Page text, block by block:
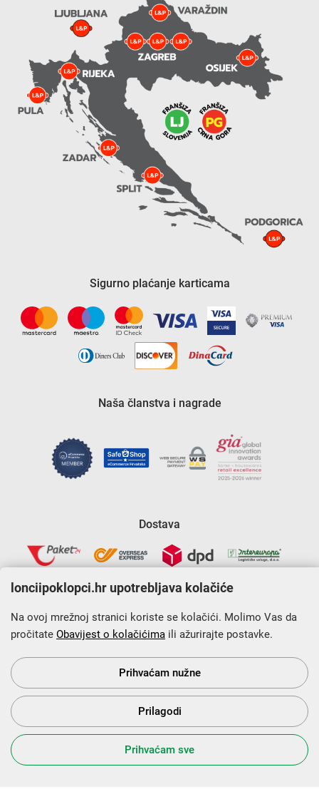
Sigurno plaćanje karticama
Naša članstva i nagrade
Dostava
Krajnji primatelj financijskog instrumenta sufinanciranog iz
Europskog fonda za regionalni razvoj u sklopu Operativnog
programa „Konkurentnost i kohezija”.
s Vama od 2014. godine!
lonciipoklopci.hr upotrebljava kolačiće
Na ovoj mrežnoj stranici koriste se kolačići. Molimo Vas da
pročitate Obavijest o kolačićima ili ažurirajte postavke.
Prihvaćam nužne
Prilagodi
Prihvaćam sve